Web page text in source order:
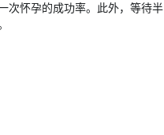
次怀孕的成功率。此外，等待半